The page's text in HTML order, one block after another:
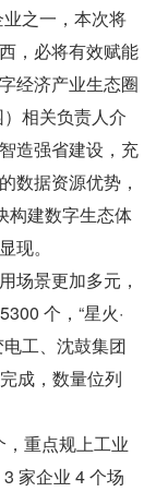
之一，本次将
，必将有效赋能
经济产业生态圈
相关负责人介
造强省建设，充
数据资源优势，
构建数字生态体
现。
场景更加多元，
个，“星火·
工、沈鼓集团
成，数量位列
重点规上工业
家企业 4 个场